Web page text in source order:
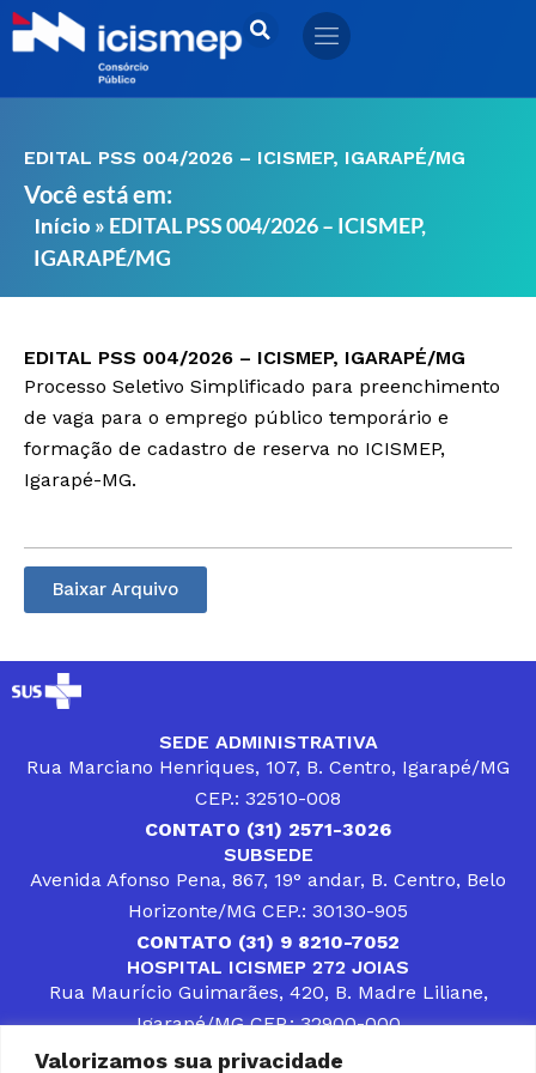
Valorizamos sua privacidade
Ir
para
EDITAL PSS 004/2026 – ICISMEP, IGARAPÉ/MG
Você está em:
Início » EDITAL PSS 004/2026 – ICISMEP,
IGARAPÉ/MG
EDITAL PSS 004/2026 – ICISMEP, IGARAPÉ/MG
Processo Seletivo Simplificado para preenchimento
de vaga para o emprego público temporário e
formação de cadastro de reserva no ICISMEP,
Igarapé-MG.
Baixar Arquivo
SEDE ADMINISTRATIVA
Rua Marciano Henriques, 107, B. Centro, Igarapé/MG
CEP.: 32510-008
CONTATO (31) 2571-3026
SUBSEDE
Avenida Afonso Pena, 867, 19° andar, B. Centro, Belo
Horizonte/MG CEP.: 30130-905
CONTATO (31) 9 8210-7052
HOSPITAL ICISMEP 272 JOIAS
Rua Maurício Guimarães, 420, B. Madre Liliane,
Igarapé/MG CEP.: 32900-000
CONTATOS (31) 3512-4400 ou (31) 9 8309-8660